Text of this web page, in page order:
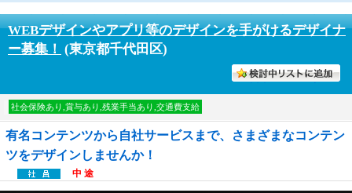
WEBデザインやアプリ等のデザインを手がけるデザイナ
ー募集！ (東京都千代田区)
討中リストに入れる
社会保険あり,賞与あり,残業手当あり,交通費支給
有名コンテンツから自社サービスまで、さまざまなコンテン
ツをデザインしませんか！
中 途